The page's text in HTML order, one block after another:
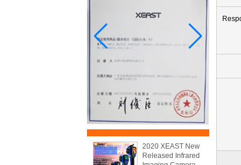
2020 XEAST New
Released Infrared